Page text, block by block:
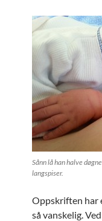
Sånn lå han halve
langspiser.
Oppskriften har
så vanskelig.